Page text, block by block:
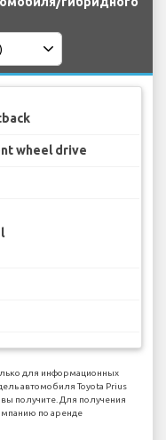
wheel drive
для информационных
автомобиля Toyota Prius
получите. Для получения
по аренде